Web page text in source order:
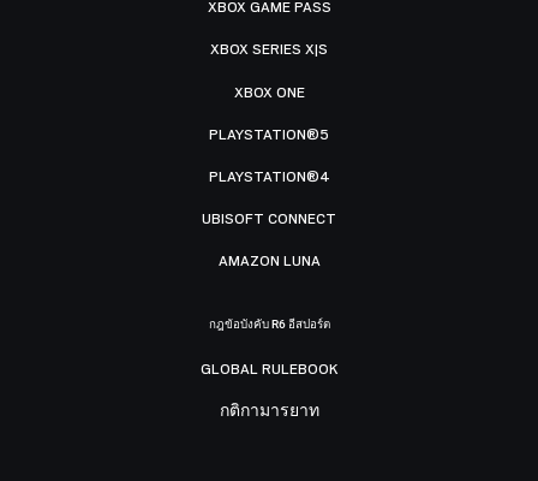
XBOX GAME PASS
XBOX SERIES X|S
XBOX ONE
PLAYSTATION®5
PLAYSTATION®4
UBISOFT CONNECT
AMAZON LUNA
กฎข้อบังคับ R6 อีสปอร์ต
GLOBAL RULEBOOK
กติกามารยาท